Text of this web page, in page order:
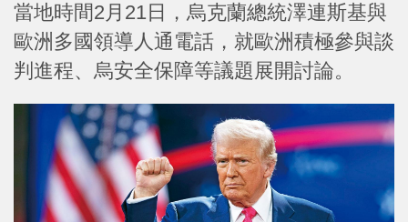
當地時間2月21日，烏克蘭總統澤連斯基與
歐洲多國領導人通電話，就歐洲積極參與談
判進程、烏安全保障等議題展開討論。